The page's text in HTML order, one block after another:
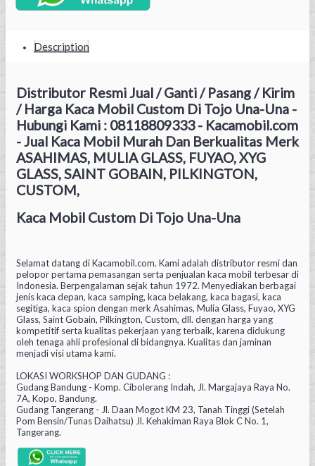
Description
Distributor Resmi Jual / Ganti / Pasang / Kirim
/ Harga Kaca Mobil Custom Di Tojo Una-Una -
Hubungi Kami : 08118809333 - Kacamobil.com
- Jual Kaca Mobil Murah Dan Berkualitas Merk
ASAHIMAS, MULIA GLASS, FUYAO, XYG
GLASS, SAINT GOBAIN, PILKINGTON,
CUSTOM,
Kaca Mobil Custom Di Tojo Una-Una
Selamat datang di Kacamobil.com. Kami adalah distributor resmi dan
pelopor pertama pemasangan serta penjualan kaca mobil terbesar di
Indonesia. Berpengalaman sejak tahun 1972. Menyediakan berbagai
jenis kaca depan, kaca samping, kaca belakang, kaca bagasi, kaca
segitiga, kaca spion dengan merk Asahimas, Mulia Glass, Fuyao, XYG
Glass, Saint Gobain, Pilkington, Custom, dll. dengan harga yang
kompetitif serta kualitas pekerjaan yang terbaik, karena didukung
oleh tenaga ahli profesional di bidangnya. Kualitas dan jaminan
menjadi visi utama kami.
LOKASI WORKSHOP DAN GUDANG :
Gudang Bandung - Komp. Cibolerang Indah, Jl. Margajaya Raya No.
7A, Kopo, Bandung.
Gudang Tangerang - Jl. Daan Mogot KM 23, Tanah Tinggi (Setelah
Pom Bensin/Tunas Daihatsu) Jl. Kehakiman Raya Blok C No. 1,
Tangerang.